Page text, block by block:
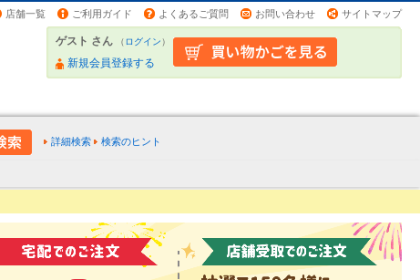
店舗一覧 ご利用ガイド よくあるご質問 お問い合わせ サイトマップ
ゲスト さん （ログイン）
新規会員登録する
詳細検索 検索のヒント